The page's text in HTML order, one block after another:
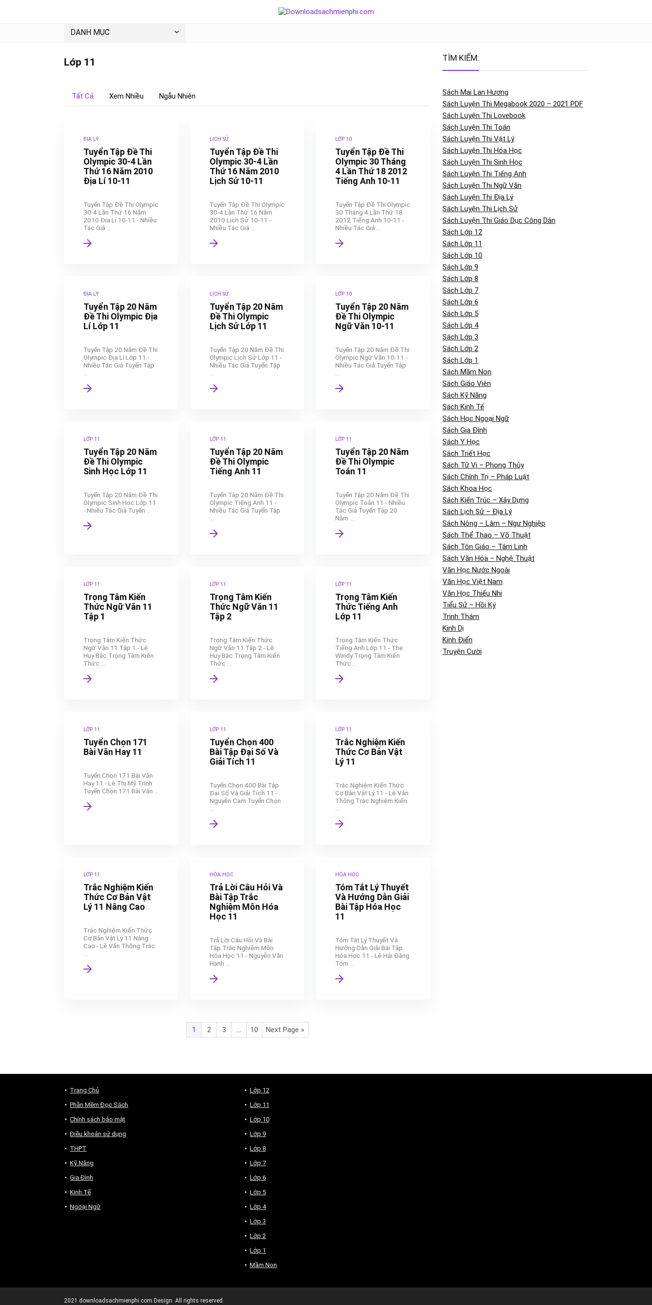
DANH MỤC
Lớp 11
Tất Cả Xem Nhiều Ngẫu Nhiên
ĐỊA LÝ
Tuyển Tập Đề Thi
Olympic 30-4 Lần
Thứ 16 Năm 2010
Địa Lí 10-11
Tuyển Tập Đề Thi Olympic
30-4 Lần Thứ 16 Năm
2010 Địa Lí 10-11 - Nhiều
Tác Giả ...
LỊCH SỬ
Tuyển Tập Đề Thi
Olympic 30-4 Lần
Thứ 16 Năm 2010
Lịch Sử 10-11
Tuyển Tập Đề Thi Olympic
30-4 Lần Thứ 16 Năm
2010 Lịch Sử 10-11 -
Nhiều Tác Giả ...
LỚP 10
Tuyển Tập Đề Thi
Olympic 30 Tháng
4 Lần Thứ 18 2012
Tiếng Anh 10-11
Tuyển Tập Đề Thi Olympic
30 Tháng 4 Lần Thứ 18
2012 Tiếng Anh 10-11 -
Nhiều Tác Giả ...
ĐỊA LÝ
Tuyển Tập 20 Năm
Đề Thi Olympic Địa
Lí Lớp 11
Tuyển Tập 20 Năm Đề Thi
Olympic Địa Lí Lớp 11 -
Nhiều Tác Giả Tuyển Tập
LỊCH SỬ
Tuyển Tập 20 Năm
Đề Thi Olympic
Lịch Sử Lớp 11
Tuyển Tập 20 Năm Đề Thi
Olympic Lịch Sử Lớp 11 -
Nhiều Tác Giả Tuyển Tập
LỚP 10
Tuyển Tập 20 Năm
Đề Thi Olympic
Ngữ Văn 10-11
Tuyển Tập 20 Năm Đề Thi
Olympic Ngữ Văn 10-11 -
Nhiều Tác Giả Tuyển Tập
LỚP 11
Tuyển Tập 20 Năm
Đề Thi Olympic
Sinh Học Lớp 11
Tuyển Tập 20 Năm Đề Thi
Olympic Sinh Học Lớp 11
- Nhiều Tác Giả Tuyển ...
LỚP 11
Tuyển Tập 20 Năm
Đề Thi Olympic
Tiếng Anh 11
Tuyển Tập 20 Năm Đề Thi
Olympic Tiếng Anh 11 -
Nhiều Tác Giả Tuyển Tập
LỚP 11
Tuyển Tập 20 Năm
Đề Thi Olympic
Toán 11
Tuyển Tập 20 Năm Đề Thi
Olympic Toán 11 - Nhiều
Tác Giả Tuyển Tập 20
Năm ...
LỚP 11
Trọng Tâm Kiến
Thức Ngữ Văn 11
Tập 1
Trọng Tâm Kiến Thức
Ngữ Văn 11 Tập 1 - Lê
Huy Bắc Trọng Tâm Kiến
Thức ...
LỚP 11
Trọng Tâm Kiến
Thức Ngữ Văn 11
Tập 2
Trọng Tâm Kiến Thức
Ngữ Văn 11 Tập 2 - Lê
Huy Bắc Trọng Tâm Kiến
Thức ...
LỚP 11
Trọng Tâm Kiến
Thức Tiếng Anh
Lớp 11
Trọng Tâm Kiến Thức
Tiếng Anh Lớp 11 - The
Windy Trọng Tâm Kiến
Thức ...
LỚP 11
Tuyển Chọn 171
Bài Văn Hay 11
Tuyển Chọn 171 Bài Văn
Hay 11 - Lê Thị Mỹ Trinh
Tuyển Chọn 171 Bài Văn ...
LỚP 11
Tuyển Chọn 400
Bài Tập Đại Số Và
Giải Tích 11
Tuyển Chọn 400 Bài Tập
Đại Số Và Giải Tích 11 -
Nguyễn Cam Tuyển Chọn
LỚP 11
Trắc Nghiệm Kiến
Thức Cơ Bản Vật
Lý 11
Trắc Nghiệm Kiến Thức
Cơ Bản Vật Lý 11 - Lê Văn
Thông Trắc Nghiệm Kiến
LỚP 11
Trắc Nghiệm Kiến
Thức Cơ Bản Vật
Lý 11 Nâng Cao
Trắc Nghiệm Kiến Thức
Cơ Bản Vật Lý 11 Nâng
Cao - Lê Văn Thông Trắc
HÓA HỌC
Trả Lời Câu Hỏi Và
Bài Tập Trắc
Nghiệm Môn Hóa
Học 11
Trả Lời Câu Hỏi Và Bài
Tập Trắc Nghiệm Môn
Hóa Học 11 - Nguyễn Văn
Hạnh ...
HÓA HỌC
Tóm Tắt Lý Thuyết
Và Hướng Dẫn Giải
Bài Tập Hóa Học
11
Tóm Tắt Lý Thuyết Và
Hướng Dẫn Giải Bài Tập
Hóa Học 11 - Lê Hải Đăng
Tóm ...
1 2 3 10 Next Page »
TÌM KIẾM:
Sách Mai Lan Hương
Sách Luyện Thi Megabook 2020 – 2021 PDF
Sách Luyện Thi Lovebook
Sách Luyện Thi Toán
Sách Luyện Thi Vật Lý
Sách Luyện Thi Hóa Học
Sách Luyện Thi Sinh Học
Sách Luyện Thi Tiếng Anh
Sách Luyện Thi Ngữ Văn
Sách Luyện Thi Địa Lý
Sách Luyện Thi Lịch Sử
Sách Luyện Thi Giáo Dục Công Dân
Sách Lớp 12
Sách Lớp 11
Sách Lớp 10
Sách Lớp 9
Sách Lớp 8
Sách Lớp 7
Sách Lớp 6
Sách Lớp 5
Sách Lớp 4
Sách Lớp 3
Sách Lớp 2
Sách Lớp 1
Sách Mầm Non
Sách Giáo Viên
Sách Kỹ Năng
Sách Kinh Tế
Sách Học Ngoại Ngữ
Sách Gia Đình
Sách Y Học
Sách Triết Học
Sách Tử Vi – Phong Thủy
Sách Chính Trị – Pháp Luật
Sách Khoa Học
Sách Kiến Trúc – Xây Dựng
Sách Lịch Sử – Địa Lý
Sách Nông – Lâm – Ngư Nghiệp
Sách Thể Thao – Võ Thuật
Sách Tôn Giáo – Tâm Linh
Sách Văn Hóa – Nghệ Thuật
Văn Học Nước Ngoài
Văn Học Việt Nam
Văn Học Thiếu Nhi
Tiểu Sử – Hồi Ký
Trinh Thám
Kinh Dị
Kinh Điển
Truyện Cười
Trang Chủ
Phần Mềm Đọc Sách
Chính sách bảo mật
Điều khoản sử dụng
THPT
Kỹ Năng
Gia Đình
Kinh Tế
Ngoại Ngữ
Lớp 12
Lớp 11
Lớp 10
Lớp 9
Lớp 8
Lớp 7
Lớp 6
Lớp 5
Lớp 4
Lớp 3
Lớp 2
Lớp 1
Mầm Non
2021 downloadsachmienphi.com Design. All rights reserved.